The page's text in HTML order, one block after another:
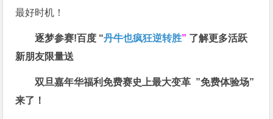
最好时机！
逐梦参赛!百度 “丹牛也疯狂逆转胜” 了解更多活跃
新朋友限量送
双旦嘉年华福利免费赛史上最大变革 ”免费体验场”
来了！